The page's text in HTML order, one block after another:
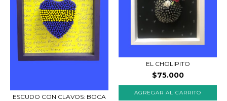
ESCUDO CON CLAVOS: BOCA
EL CHOLIPITO
$75.000